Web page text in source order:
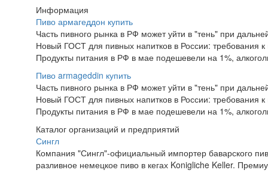
Информация
Пиво армагеддон купить
Часть пивного рынка в РФ может уйти в "тень" при
Новый ГОСТ для пивных напитков в России: требования к
Продукты питания в РФ в мае подешевели на 1%,
Пиво armageddin купить
Часть пивного рынка в РФ может уйти в "тень" при
Новый ГОСТ для пивных напитков в России: требования к
Продукты питания в РФ в мае подешевели на 1%,
Каталог организаций и предприятий
Сингл
Компания "Сингл"-официальный импортер баварского
разливное немецкое пиво в кегах Konigliche Keller.